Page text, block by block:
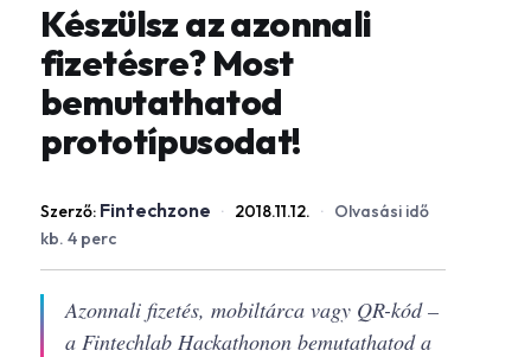
Készülsz az azonnali
fizetésre? Most
bemutathatod
prototípusodat!
Szerző: Fintechzone · 2018.11.12. · Olvasási idő
kb. 4 perc
Azonnali fizetés, mobiltárca vagy QR-kód –
a Fintechlab Hackathonon bemutathatod a